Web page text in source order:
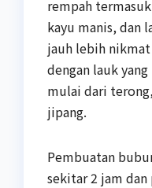
rempah
kayu manis, dan
jauh lebih
dengan lauk
mulai dari
jipang.
Pembuatan
sekitar 2 jam dan